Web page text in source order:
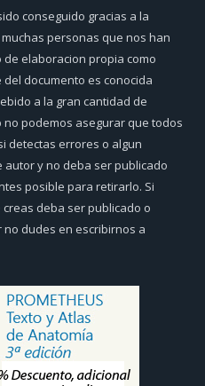
conseguido gracias a la
personas que nos han
elaboracion propia como
documento es conocida
a la gran cantidad de
podemos asegurar que todos
detectas errores o algun
y no deba ser publicado
posible para retirarlo. Si
deba ser publicado o
dudes en escribirnos a